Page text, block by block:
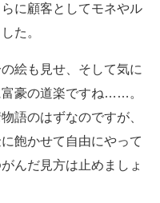
に顧客としてモネやル
た。
絵も見せ、そして気に
富豪の道楽ですね……。
語のはずなのですが、
飽かせて自由にやって
んだ見方は止めましょ